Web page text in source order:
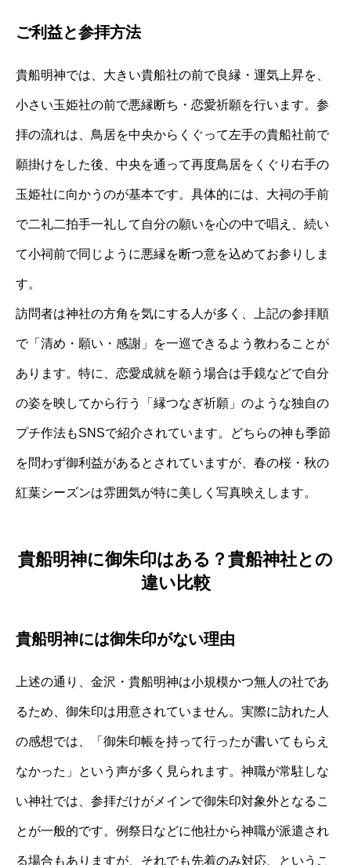
ご利益と参拝方法
貴船明神では、大きい貴船社の前で良縁・運気上昇を、
小さい玉姫社の前で悪縁断ち・恋愛祈願を行います。参
拝の流れは、鳥居を中央からくぐって左手の貴船社前で
願掛けをした後、中央を通って再度鳥居をくぐり右手の
玉姫社に向かうのが基本です。具体的には、大祠の手前
で二礼二拍手一礼して自分の願いを心の中で唱え、続い
て小祠前で同じように悪縁を断つ意を込めてお参りしま
す。
訪問者は神社の方角を気にする人が多く、上記の参拝順
で「清め・願い・感謝」を一巡できるよう教わることが
あります。特に、恋愛成就を願う場合は手鏡などで自分
の姿を映してから行う「縁つなぎ祈願」のような独自の
プチ作法もSNSで紹介されています。どちらの神も季節
を問わず御利益があるとされていますが、春の桜・秋の
紅葉シーズンは雰囲気が特に美しく写真映えします。
貴船明神に御朱印はある？貴船神社との
違い比較
貴船明神には御朱印がない理由
上述の通り、金沢・貴船明神は小規模かつ無人の社であ
るため、御朱印は用意されていません。実際に訪れた人
の感想では、「御朱印帳を持って行ったが書いてもらえ
なかった」という声が多く見られます。神職が常駐しな
い神社では、参拝だけがメインで御朱印対象外となるこ
とが一般的です。例祭日などに他社から神職が派遣され
る場合もありますが、それでも先着のみ対応、というこ